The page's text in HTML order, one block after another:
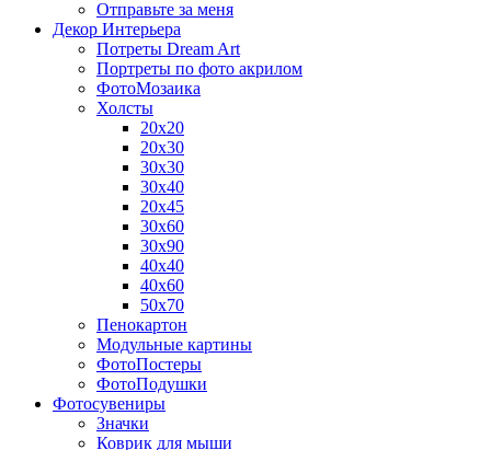
Отправьте за меня
Декор Интерьера
Потреты Dream Art
Портреты по фото акрилом
ФотоМозаика
Холсты
20х20
20х30
30х30
30х40
20х45
30х60
30х90
40х40
40х60
50х70
Пенокартон
Модульные картины
ФотоПостеры
ФотоПодушки
Фотоcувениры
Значки
Коврик для мыши